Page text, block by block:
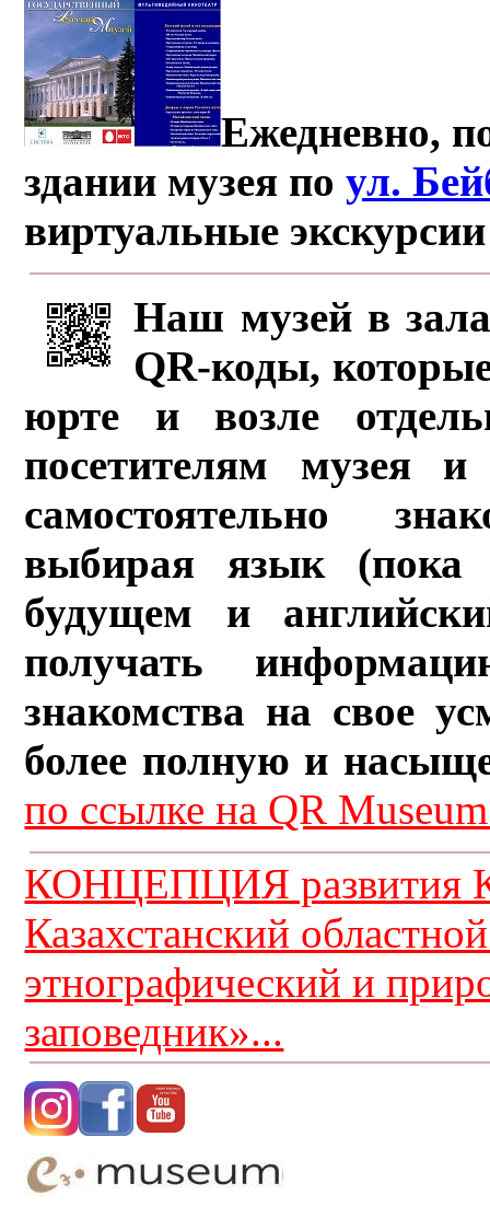
Ежедневно,
здании музея поул.
виртуальные
Наш музей в
QR-коды,
юрте и возле
посетителям музея и
самостоятельно
выбирая язык (пока
будущем и
получать
знакомства на свое
более полную и
по ссылке на QR
КОНЦЕПЦИЯ развития
Казахстанский
этнографический и
заповедник»...